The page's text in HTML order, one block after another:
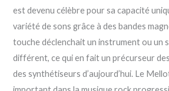
est devenu célèbre pour sa capacité
variété de sons grâce à des bandes
touche déclenchait un instrument ou un
différent, ce qui en fait un précurseur
des synthétiseurs d’aujourd’hui. Le